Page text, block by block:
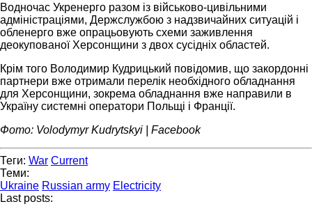
Водночас Укренерго разом із військово-цивільними
адміністраціями, Держслужбою з надзвичайних ситуацій і
обленерго вже опрацьовують схеми заживлення
деокупованої Херсонщини з двох сусідніх областей.
Крім того Володимир Кудрицький повідомив, що закордонні
партнери вже отримали перелік необхідного обладнання
для Херсонщини, зокрема обладнання вже направили в
Україну системні оператори Польщі і Франції.
Фото: Volodymyr Kudrytskyi | Facebook
Теги: War Current
Теми:
Ukraine Russian army Electricity
Last posts: